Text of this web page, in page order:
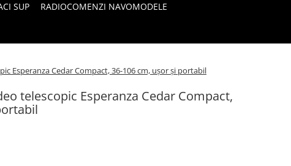
SUP RADIOCOMENZI NAVOMODELE
Esperanza Cedar Compact, 36-106 cm, ușor și portabil
telescopic Esperanza Cedar Compact,